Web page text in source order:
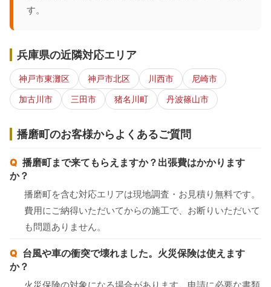
す。
兵庫県の近隣対応エリア
神戸市東灘区 神戸市北区 川西市
尼崎市
加古川市
三田市 猪名川町 丹波篠山市
播磨町のお客様からよくあるご質問
播磨町まで来てもらえますか？出張費はかかります
か？
播磨町を含む対応エリアは現地調査・お見積り無料です。
費用にご納得いただいてからの施工で、お断りいただいて
も問題ありません。
台風や車の衝突で壊れました。火災保険は使えます
か？